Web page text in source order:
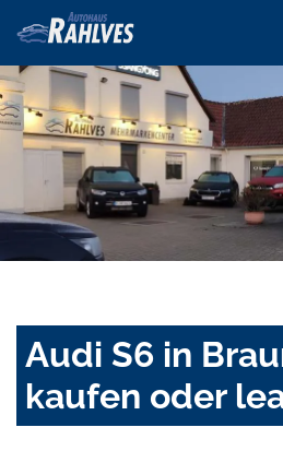
Audi S6 in
kaufen oder